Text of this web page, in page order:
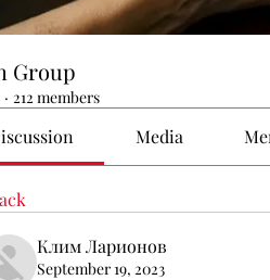
Group
· 212 members
Media
Клим Ларионов
September 19, 2023